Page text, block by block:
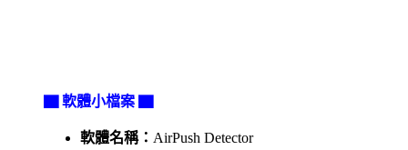
▇ 軟體小檔案 ▇
軟體名稱： AirPush Detector